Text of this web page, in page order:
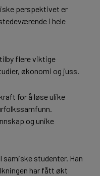
perspektivet er
i hele
flere viktige
økonomi og juss.
for å løse ulike
og unike
samiske studenter. Han
har fått økt